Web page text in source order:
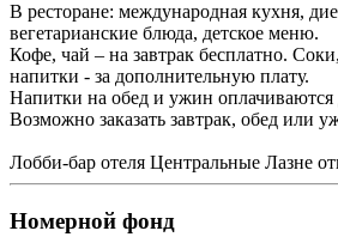
В ресторане: международная кухня,
вегетарианские блюда, детское меню.
Кофе, чай – на завтрак бесплатно.
напитки - за дополнительную плату.
Напитки на обед и ужин оплачиваются
Возможно заказать завтрак, обед или
Лобби-бар отеля Центральные Лазне
Номерной фонд